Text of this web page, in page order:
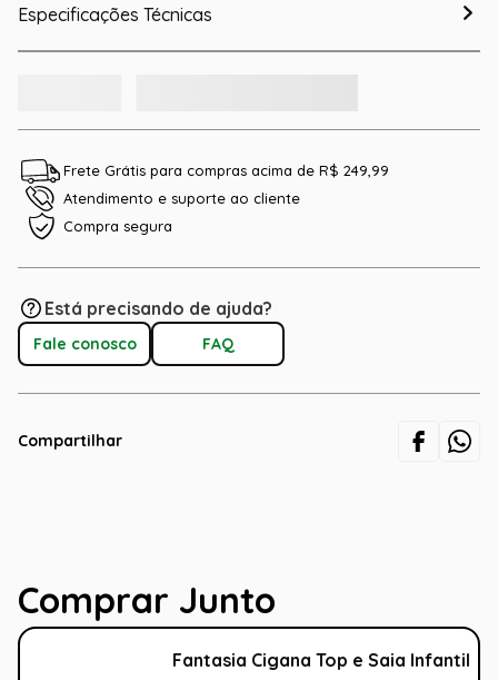
Especificações Técnicas
Frete Grátis para compras acima de R$ 249,99
Atendimento e suporte ao cliente
Compra segura
Está precisando de ajuda?
Fale conosco FAQ
Compartilhar
Comprar Junto
Fantasia Cigana Top e Saia Infantil